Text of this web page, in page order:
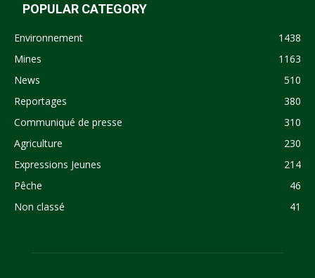
POPULAR CATEGORY
Environnement
1438
Mines
1163
News
510
Reportages
380
Communiqué de presse
310
Agriculture
230
Expressions Jeunes
214
Pêche
46
Non classé
41